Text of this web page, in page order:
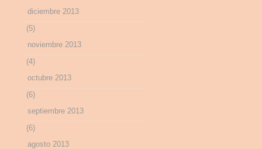
diciembre 2013
(5)
noviembre 2013
(4)
octubre 2013
(6)
septiembre 2013
(6)
agosto 2013